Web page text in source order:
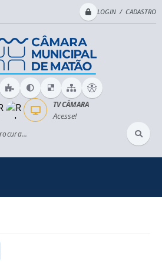
LOGIN / CADASTRO
TV CÂMARA
Acesse!